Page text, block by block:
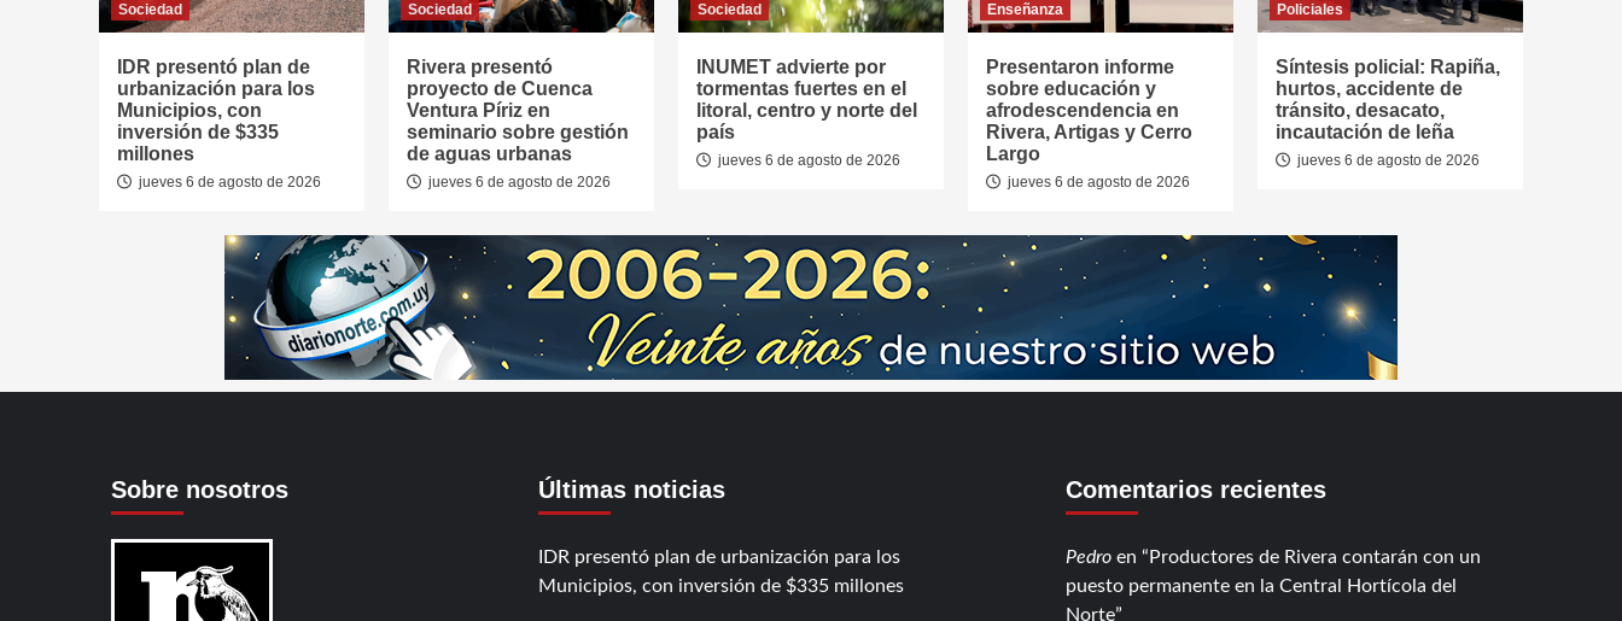
Sociedad
IDR presentó plan de
urbanización para los
Municipios, con
inversión de $335
millones
jueves 6 de agosto de 2026
Sociedad
Rivera presentó
proyecto de Cuenca
Ventura Píriz en
seminario sobre gestión
de aguas urbanas
jueves 6 de agosto de 2026
Sociedad
INUMET advierte por
tormentas fuertes en el
litoral, centro y norte del
país
jueves 6 de agosto de 2026
Enseñanza
Presentaron informe
sobre educación y
afrodescendencia en
Rivera, Artigas y Cerro
Largo
jueves 6 de agosto de 2026
Policiales
Síntesis policial: Rapiña,
hurtos, accidente de
tránsito, desacato,
incautación de leña
jueves 6 de agosto de 2026
Sobre nosotros Últimas noticias
IDR presentó plan de urbanización para los
Municipios, con inversión de $335 millones
Comentarios recientes
Pedroen
Productores de Rivera contarán con un
puesto permanente en la Central Hortícola del
Norte